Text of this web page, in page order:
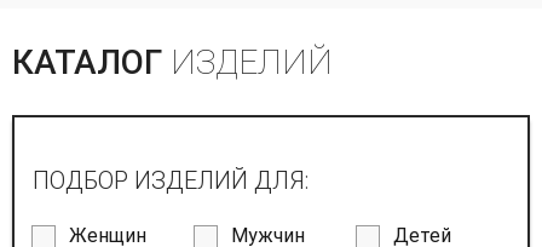
КАТАЛОГ ИЗДЕЛИЙ
ПОДБОР ИЗДЕЛИЙ ДЛЯ:
Женщин Мужчин
Детей